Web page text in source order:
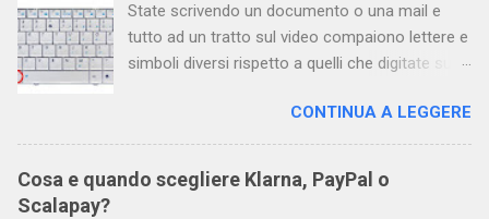
State scrivendo un documento o una mail e
tutto ad un tratto sul video compaiono lettere e
simboli diversi rispetto a quelli che digitate sulla
sembrano “impazziti”? Questo fenomeno
accade in particolare utilizzando Windows, che
è spesso configurato con due lingue (italiano e
inglese) ed è facile switchare inavvertitamente
CONTINUA A LEGGERE
Cosa e quando scegliere Klarna, PayPal o
Scalapay?